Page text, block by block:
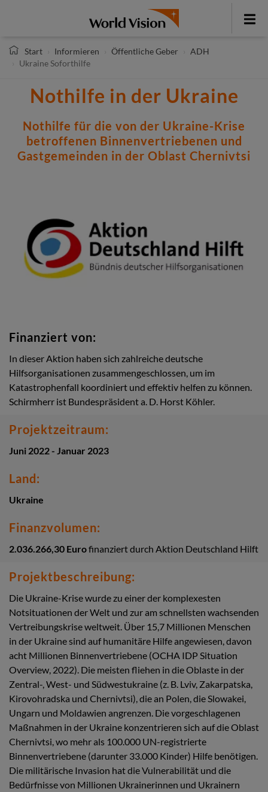
Toggle
Start
Informieren Öffentliche Geber
ADH
Ukraine Soforthilfe
Nothilfe in der Ukraine
Nothilfe für die von der Ukraine-Krise
betroffenen Binnenvertriebenen und
Gastgemeinden in der Oblast Chernivtsi
Finanziert von:
In dieser Aktion haben sich zahlreiche deutsche
Hilfsorganisationen zusammengeschlossen, um im
Katastrophenfall koordiniert und effektiv helfen zu können.
Schirmherr ist Bundespräsident a. D. Horst Köhler.
Projektzeitraum:
Juni 2022 - Januar 2023
Land:
Ukraine
Finanzvolumen:
2.036.266,30 Eurofinanziert durch Aktion Deutschland Hilft
Projektbeschreibung:
Die Ukraine-Krise wurde zu einer der komplexesten
Notsituationen der Welt und zur am schnellsten wachsenden
Vertreibungskrise weltweit. Über 15,7 Millionen Menschen
in der Ukraine sind auf humanitäre Hilfe angewiesen, davon
acht Millionen Binnenvertriebene (OCHA IDP Situation
Overview, 2022). Die meisten fliehen in die Oblaste in der
Zentral-, West- und Südwestukraine (z. B. Lviv, Zakarpatska,
Kirovohradska und Chernivtsi), die an Polen, die Slowakei,
Ungarn und Moldawien angrenzen. Die vorgeschlagenen
Maßnahmen in der Ukraine konzentrieren sich auf die Oblast
Chernivtsi, wo mehr als 100.000 UN-registrierte
Binnenvertriebene (darunter 33.000 Kinder) Hilfe benötigen.
Die militärische Invasion hat die Vulnerabilität und die
Bedürfnisse von Millionen Ukrainerinnen und Ukrainern